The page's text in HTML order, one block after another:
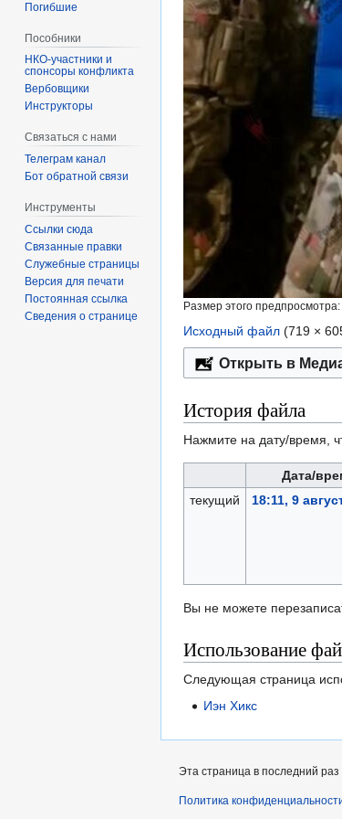
Размер этого предпросмотра:
Исходный файл (719 ×
Открыть в
История файла
Нажмите на дату/время,
Дата/
текущий
18:11, 9
Вы не можете
Использование
Следующая страница
Иэн Хикс
Погибшие
Пособники
спонсоры конфликта
‏‎Вербовщики
Инструкторы
Связаться с нами
Телеграм канал
Бот обратной связи
Инструменты
Ссылки сюда
Связанные правки
Служебные страницы
Версия для печати
Постоянная ссылка
Сведения о странице
Эта страница в последний раз
Политика